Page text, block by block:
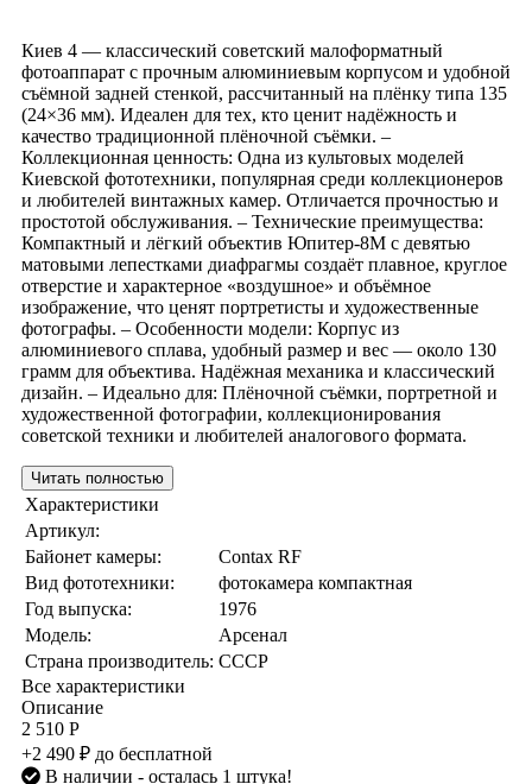
Киев 4 — классический советский малоформатный
фотоаппарат с прочным алюминиевым корпусом и удобной
съёмной задней стенкой, рассчитанный на плёнку типа 135
(24×36 мм). Идеален для тех, кто ценит надёжность и
качество традиционной плёночной съёмки. –
Коллекционная ценность: Одна из культовых моделей
Киевской фототехники, популярная среди коллекционеров
и любителей винтажных камер. Отличается прочностью и
простотой обслуживания. – Технические преимущества:
Компактный и лёгкий объектив Юпитер-8М с девятью
матовыми лепестками диафрагмы создаёт плавное, круглое
отверстие и характерное «воздушное» и объёмное
изображение, что ценят портретисты и художественные
фотографы. – Особенности модели: Корпус из
алюминиевого сплава, удобный размер и вес — около 130
грамм для объектива. Надёжная механика и классический
дизайн. – Идеально для: Плёночной съёмки, портретной и
художественной фотографии, коллекционирования
советской техники и любителей аналогового формата.
Читать полностью
Характеристики
Артикул:
Байонет камеры:
Contax RF
Вид фототехники:
фотокамера компактная
Год выпуска:
1976
Модель:
Арсенал
Страна производитель: СССР
Все характеристики
Описание
2 510 Р
+2 490 ₽ до бесплатной
В наличии - осталась 1 штука!